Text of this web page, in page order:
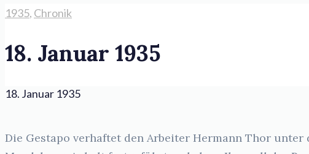
1935, Chronik
18. Januar 1935
18. Januar 1935
Die Gestapo verhaftet den Arbeiter Hermann Thor